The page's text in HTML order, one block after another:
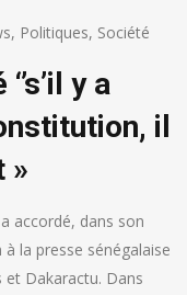
, Politiques, Société
y a
il
»
accordé, dans son
la presse sénégalaise
Dakaractu. Dans